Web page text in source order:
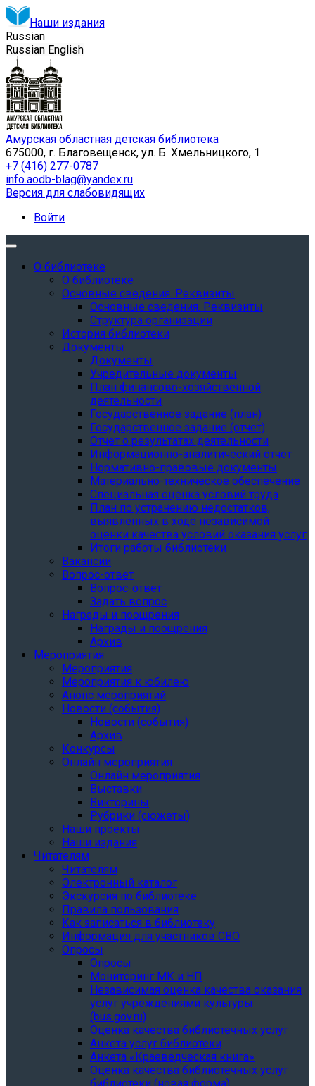
Наши издания
Russian
Russian English
Амурская областная детская библиотека
675000, г. Благовещенск, ул. Б. Хмельницкого, 1
+7 (416) 277-0787
info.aodb-blag@yandex.ru
Версия для слабовидящих
Войти
О библиотеке
О библиотеке
Основные сведения. Реквизиты
Основные сведения. Реквизиты
Структура организации
История библиотеки
Документы
Документы
Учредительные документы
План финансово-хозяйственной
деятельности
Государственное задание (план)
Государственное задание (отчет)
Отчет о результатах деятельности
Информационно-аналитический отчет
Нормативно-правовые документы
Материально-техническое обеспечение
Специальная оценка условий труда
План по устранению недостатков,
выявленных в ходе независимой
оценки качества условий оказания услуг
Итоги работы библиотеки
Вакансии
Вопрос-ответ
Вопрос-ответ
Задать вопрос
Награды и поощрения
Награды и поощрения
Архив
Мероприятия
Мероприятия
Мероприятия к юбилею
Анонс мероприятий
Новости (события)
Новости (события)
Архив
Конкурсы
Онлайн мероприятия
Онлайн мероприятия
Выставки
Викторины
Рубрики (сюжеты)
Наши проекты
Наши издания
Читателям
Читателям
Электронный каталог
Экскурсия по библиотеке
Правила пользования
Как записаться в библиотеку
Информация для участников СВО
Опросы
Опросы
Мониторинг МК и НП
Независимая оценка качества оказания
услуг учреждениями культуры
(bus.gov.ru)
Оценка качества библиотечных услуг
Анкета услуг библиотеки
Анкета «Краеведческая книга»
Oценка качества библиотечных услуг